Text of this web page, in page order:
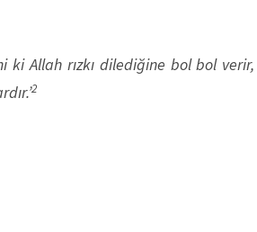
ki Allah rızkı dilediğine bol bol
2